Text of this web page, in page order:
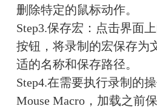
删除特定的鼠标动作。
Step3.保存宏：点击界面上
按钮，将录制的宏保存为
适的名称和保存路径。
Step4.在需要执行录制的
Mouse Macro，加载之前